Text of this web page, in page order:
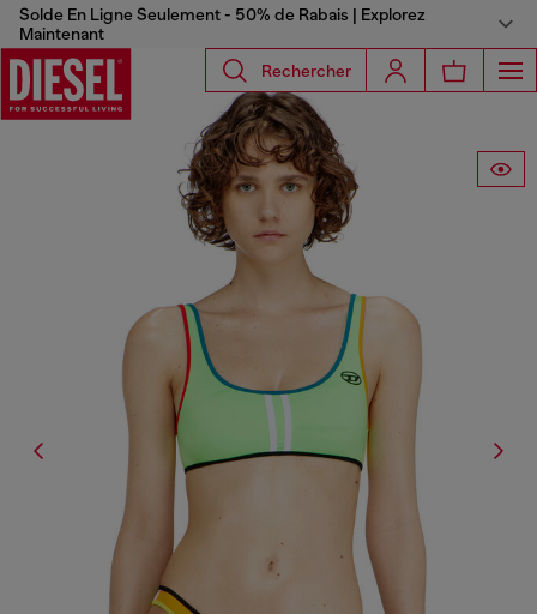
Solde En Ligne Seulement - 50% de Rabais | Explorez
Maintenant
Rechercher